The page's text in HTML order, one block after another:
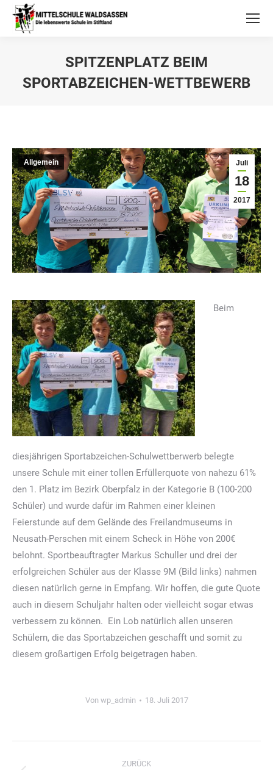
SPITZENPLATZ BEIM
SPORTABZEICHEN-WETTBEWERB
Juli
18
2017
Allgemein
Beim
diesjährigen Sportabzeichen-Schulwettberwerb belegte
unsere Schule mit einer tollen Erfüllerquote von nahezu 61%
den 1. Platz im Bezirk Oberpfalz in der Kategorie B (100-200
Schüler) und wurde dafür im Rahmen einer kleinen
Feierstunde auf dem Gelände des Freilandmuseums in
Neusath-Perschen mit einem Scheck in Höhe von 200€
belohnt. Sportbeauftragter Markus Schuller und drei der
erfolgreichen Schüler aus der Klasse 9M (Bild links) nahmen
diesen natürlich gerne in Empfang. Wir hoffen, die gute Quote
auch in diesem Schuljahr halten oder vielleicht sogar etwas
verbessern zu können. Ein Lob natürlich allen unseren
Schülern, die das Sportabzeichen geschafft und somit zu
diesem großartigen Erfolg beigetragen haben.
Von wp_admin 18. Juli 2017
ZURÜCK